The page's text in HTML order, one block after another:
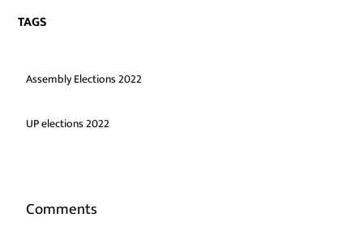
TAGS
Assembly Elections 2022
UP elections 2022
Comments